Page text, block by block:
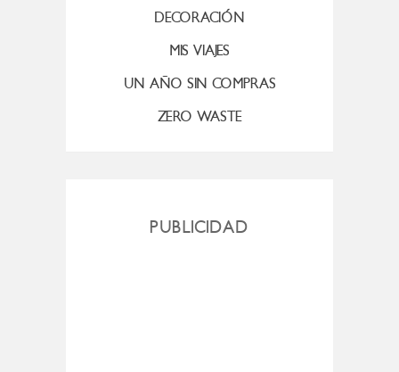
DECORACIÓN
MIS VIAJES
UN AÑO SIN COMPRAS
ZERO WASTE
PUBLICIDAD